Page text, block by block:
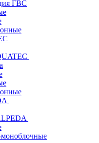
ГВС